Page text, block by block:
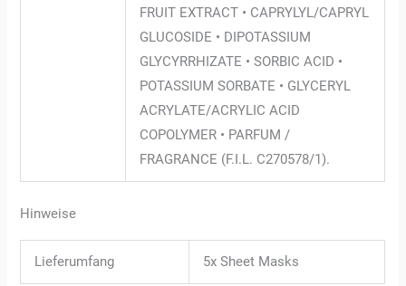
FRUIT EXTRACT • CAPRYLYL/CAPRYL
GLUCOSIDE • DIPOTASSIUM
GLYCYRRHIZATE • SORBIC ACID •
POTASSIUM SORBATE • GLYCERYL
ACRYLATE/ACRYLIC ACID
COPOLYMER • PARFUM /
FRAGRANCE (F.I.L. C270578/1).
Hinweise
Lieferumfang 5x Sheet Masks